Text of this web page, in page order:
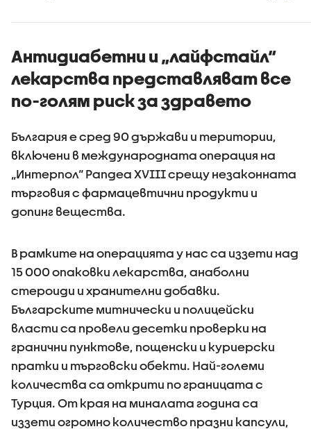
случаят
Антидиабетни и „лайфстайл“
лекарства представляват все
по-голям риск за здравето
България е сред 90 държави и територии,
включени в международната операция на
„Интерпол“ Pangea XVIII срещу незаконната
търговия с фармацевтични продукти и
допинг вещества.
В рамките на операцията у нас са иззети над
15 000 опаковки лекарства, анаболни
стероиди и хранителни добавки.
Българските митнически и полицейски
власти са провели десетки проверки на
гранични пунктове, пощенски и куриерски
пратки и търговски обекти. Най-големи
количества са открити по границата с
Турция. От края на миналата година са
иззети огромно количество празни капсули,